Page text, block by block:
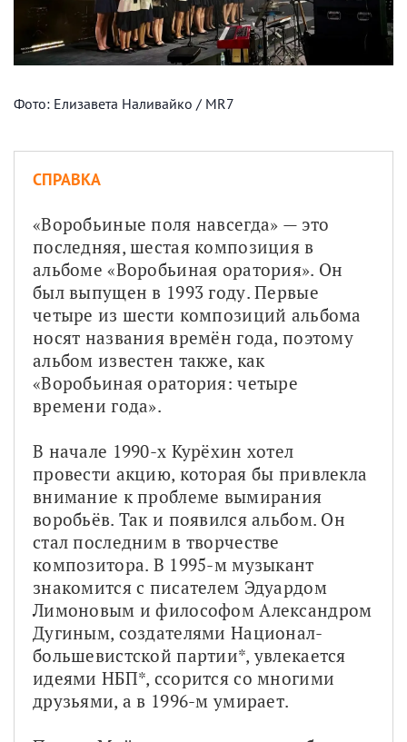
Фото: Елизавета Наливайко / MR7
СПРАВКА
«Воробьиные поля навсегда» — это
последняя, шестая композиция в
альбоме «Воробьиная оратория». Он
был выпущен в 1993 году. Первые
четыре из шести композиций альбома
носят названия времён года, поэтому
альбом известен также, как
«Воробьиная оратория: четыре
времени года».
В начале 1990-х Курёхин хотел
провести акцию, которая бы привлекла
внимание к проблеме вымирания
воробьёв. Так и появился альбом. Он
стал последним в творчестве
композитора. В 1995-м музыкант
знакомится с писателем Эдуардом
Лимоновым и философом Александром
Дугиным, создателями Национал-
большевистской партии*, увлекается
идеями НБП*, ссорится со многими
друзьями, а в 1996-м умирает.